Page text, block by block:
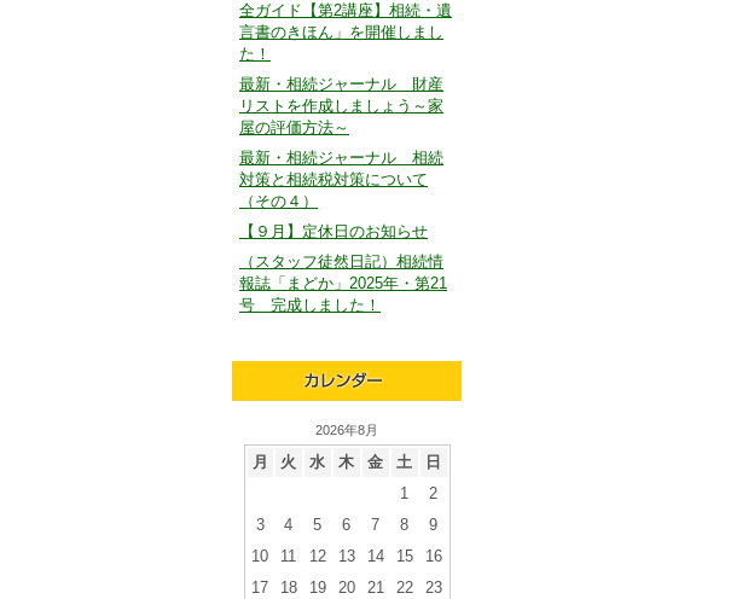
全ガイド【第2講座】相続・遺
言書のきほん」を開催しまし
た！
最新・相続ジャーナル 財産
リストを作成しましょう～家
屋の評価方法～
最新・相続ジャーナル 相続
対策と相続税対策について
（その４）
【９月】定休日のお知らせ
（スタッフ徒然日記）相続情
報誌「まどか」2025年・第21
号 完成しました！
2026年8月
月 火 水 木 金 土 日
1
2
3
4 5 6 7 8
9
10
11 12 13 14 15
16
17
18 19 20 21 22
23